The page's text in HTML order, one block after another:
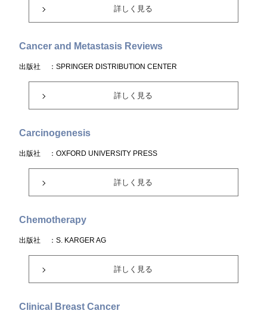
詳しく見る
Cancer and Metastasis Reviews
出版社 ：SPRINGER DISTRIBUTION CENTER
詳しく見る
Carcinogenesis
出版社 ：OXFORD UNIVERSITY PRESS
詳しく見る
Chemotherapy
出版社 ：S. KARGER AG
詳しく見る
Clinical Breast Cancer